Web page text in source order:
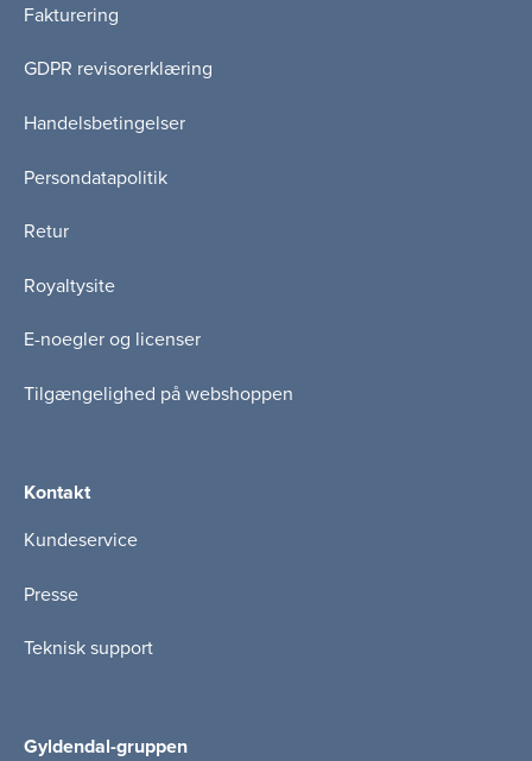
Fakturering
GDPR revisorerklæring
Handelsbetingelser
Persondatapolitik
Retur
Royaltysite
E-noegler og licenser
Tilgængelighed på webshoppen
Kontakt
Kundeservice
Presse
Teknisk support
Gyldendal-gruppen